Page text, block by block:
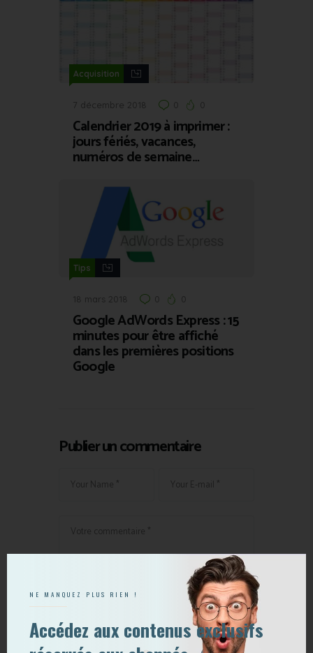
Acquisition
7 décembre 2018 0 0
Calendrier 2019 à imprimer :
jours fériés, vacances,
numéros de semaine…
Tips
18 mars 2018 0 0
Google AdWords Express : 15
minutes pour être affiché
dans les premières positions
Google
Publier un commentaire
NE MANQUEZ PLUS RIEN !
Accédez aux contenus exclusifs